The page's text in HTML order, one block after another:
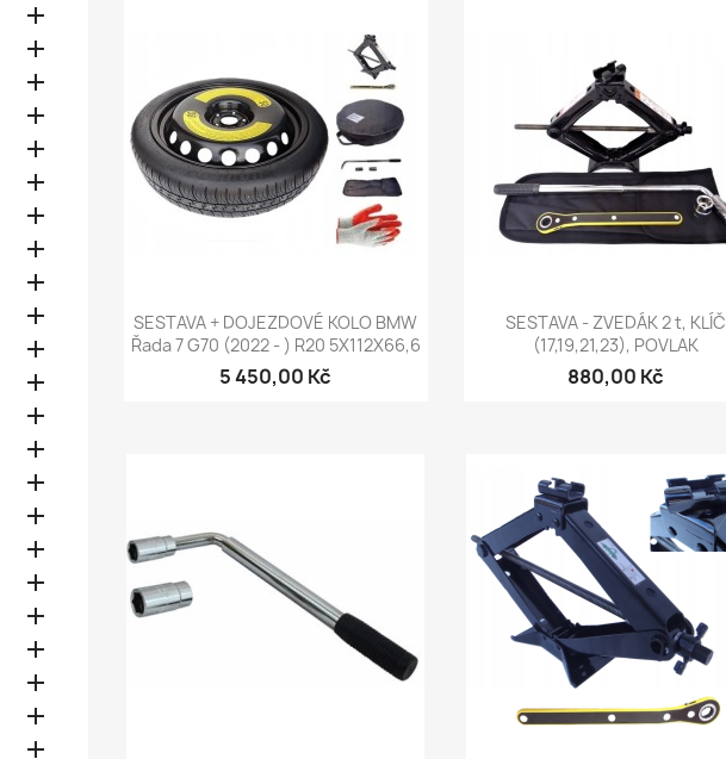























Rychlý náhled
SESTAVA + DOJEZDOVÉ KOLO BMW
Řada 7 G70 (2022 - ) R20 5X112X66,6
5 450,00 Kč
Rychlý náhled
SESTAVA - ZVEDÁK 2 t, KLÍČ
(17,19,21,23), POVLAK
880,00 Kč